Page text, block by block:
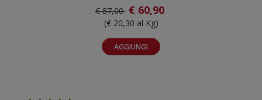
€ 87,00 € 60,90
(€ 20,30 al Kg)
AGGIUNGI